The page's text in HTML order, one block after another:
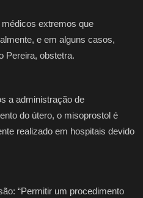
extremos que
e em alguns casos,
Pereira, obstetra.
a administração de
do útero, o misoprostol é
realizado em hospitais devido
“Permitir um procedimento